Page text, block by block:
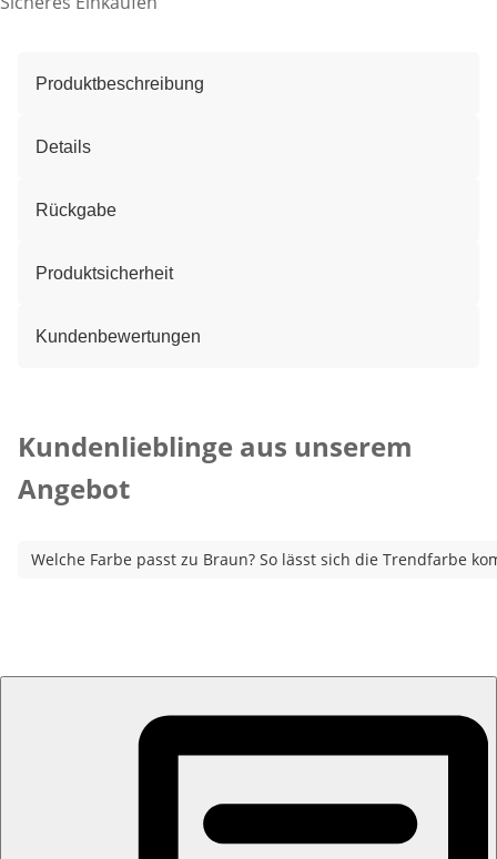
Produktbeschreibung
Details
Rückgabe
Produktsicherheit
Kundenbewertungen
Kundenlieblinge aus unserem
Angebot
Welche Farbe passt zu Braun? So lässt sich die Trendfarbe